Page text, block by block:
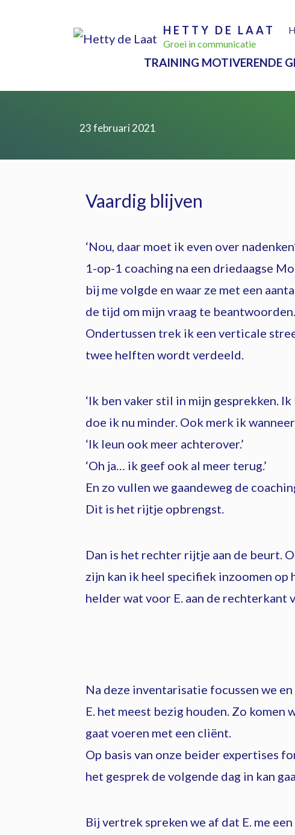
HETTY DE LAAT
Groei in communicatie
TRAINING MOTIVERENDE
23 februari 2021
Vaardig blijven
‘Nou, daar moet ik even over
1-op-1 coaching na een driedaagse
bij me volgde en waar ze met een
de tijd om mijn vraag te beantwoorden.
Ondertussen trek ik een verticale
twee helften wordt verdeeld.
‘Ik ben vaker stil in mijn gesprekken. Ik
doe ik nu minder. Ook merk ik wanneer
‘Ik leun ook meer achterover.’
‘Oh ja… ik geef ook al meer terug.’
En zo vullen we gaandeweg de
Dit is het rijtje opbrengst.
Dan is het rechter rijtje aan de beurt.
zijn kan ik heel specifiek inzoomen op
helder wat voor E. aan de rechterkant
Na deze inventarisatie focussen we
E. het meest bezig houden. Zo komen
gaat voeren met een cliënt.
Op basis van onze beider expertises
het gesprek de volgende dag in kan
Bij vertrek spreken we af dat E. me